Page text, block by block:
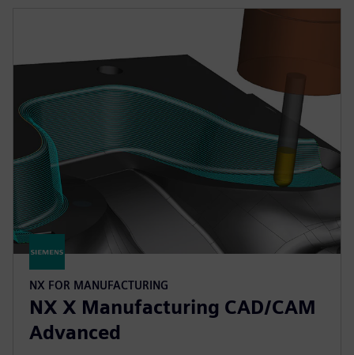
NX FOR MANUFACTURING
NX X Manufacturing CAD/CAM
Advanced